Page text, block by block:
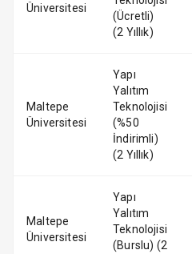
Üniversitesi
(Ücretli)
(2 Yıllık)
Maltepe
Üniversitesi
Yapı
Yalıtım
Teknolojisi
(%50
İndirimli)
(2 Yıllık)
Maltepe
Üniversitesi
Yapı
Yalıtım
Teknolojisi
(Burslu) (2